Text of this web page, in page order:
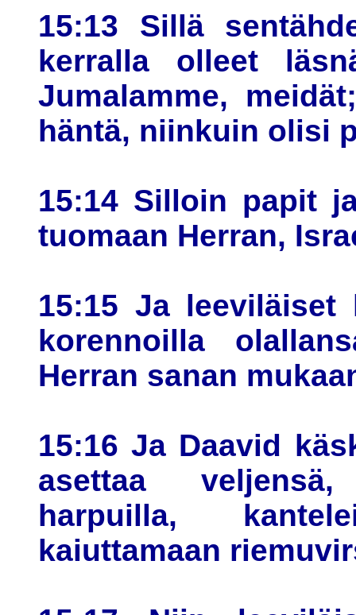
15:13 Sillä
kerralla olleet
Jumalamme,
häntä, niinkuin olisi
15:14 Silloin papit
tuomaan Herran,
15:15 Ja leeviläiset
korennoilla
Herran sanan
15:16 Ja Daavid
asettaa
harpuilla,
kaiuttamaan